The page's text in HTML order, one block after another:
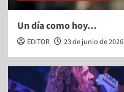
Un día como hoy…
EDITOR 23 de junio de 2026